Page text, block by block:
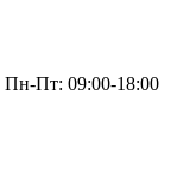
Пн-Пт: 09:00-18:00